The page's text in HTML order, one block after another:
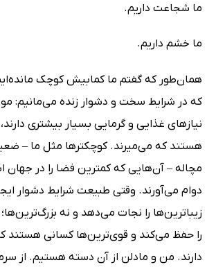
ما شجاعت داریم.
ما خشم داریم.
‌همان‌طور که گفتم ما کما‌بیش کوچک
که در شرایط سخت و دشوار زنده می‌مانیم:
نیازهای غذایی و گرمایی بسیار بیشتری
هستند که می‌میرند. کوچکترها مثل ما‌ –
مچاله‌ – آن‌هایی که کمترین فضا را در جهان
دوام می‌آورند. وقتی طبیعت شرایط دشوار
زیباترین‌ها را نجات می‌دهد و نه
را حفظ می‌کند و قوی‌ترین‌ها کسانی هستند
دارند. من و مادلن از آن دسته هستیم. از